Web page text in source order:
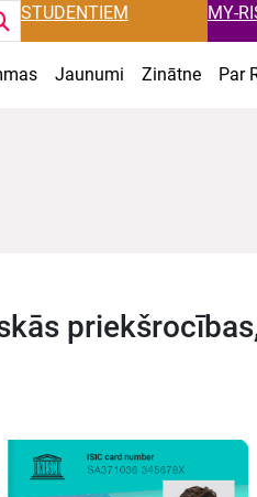
STUDENTIEM MY-
Jaunumi Zinātne Par